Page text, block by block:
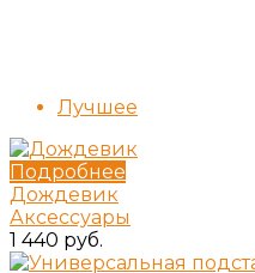
Лучшее
Подробнее
Дождевик
Аксессуары
1 440 руб.